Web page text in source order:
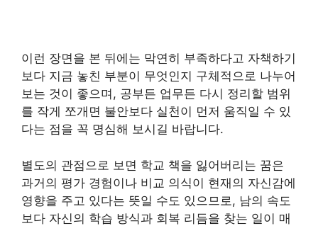
이런 장면을 본 뒤에는 막연히 부족하다고 자책하기
보다 지금 놓친 부분이 무엇인지 구체적으로 나누어
보는 것이 좋으며, 공부든 업무든 다시 정리할 범위
를 작게 쪼개면 불안보다 실천이 먼저 움직일 수 있
다는 점을 꼭 명심해 보시길 바랍니다.
별도의 관점으로 보면 학교 책을 잃어버리는 꿈은
과거의 평가 경험이나 비교 의식이 현재의 자신감에
영향을 주고 있다는 뜻일 수도 있으므로, 남의 속도
보다 자신의 학습 방식과 회복 리듬을 찾는 일이 매